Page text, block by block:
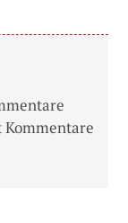
Kommentare